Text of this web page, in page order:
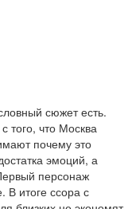
сюжет есть.
того, что Москва
почему это
эмоций, а
персонаж
В итоге ссора с